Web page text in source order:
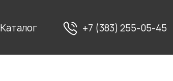
Каталог +7 (383) 255-05-45